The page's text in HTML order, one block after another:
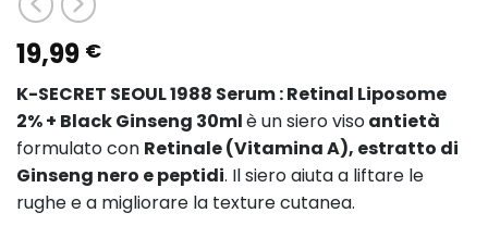
19,99 €
K-SECRET SEOUL 1988 Serum : Retinal Liposome
2% + Black Ginseng 30mlè un siero visoantietà
formulato con Retinale (Vitamina A), estratto di
Ginseng nero e peptidi. Il siero aiuta a liftare le
rughe e a migliorare la texture cutanea.